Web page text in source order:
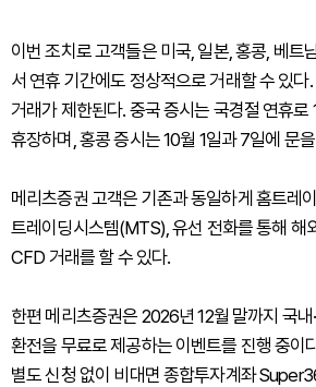
이번 조치로 고객들은 미국, 일본, 홍콩, 베트
서 연휴 기간에도 정상적으로 거래할 수 있
거래가 제한된다. 중국 증시는 국경절 연휴로
휴장하며, 홍콩 증시는 10월 1일과 7일에 문
메리츠증권 고객은 기존과 동일하게 홈트레
트레이딩시스템(MTS), 유선 전화를 통해 해
CFD 거래를 할 수 있다.
한편 메리츠증권은 2026년 12월 말까지 국내
환전을 무료로 제공하는 이벤트를 진행 중이
별도 신청 없이 비대면 종합투자계좌